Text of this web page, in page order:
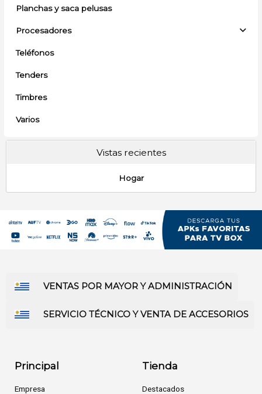
Planchas y saca pelusas
Procesadores
Teléfonos
Tenders
Timbres
Varios
Vistas recientes
Hogar
VENTAS POR MAYOR Y ADMINISTRACIÓN
SERVICIO TÉCNICO Y VENTA DE ACCESORIOS
Principal
Empresa
Tienda
Destacados